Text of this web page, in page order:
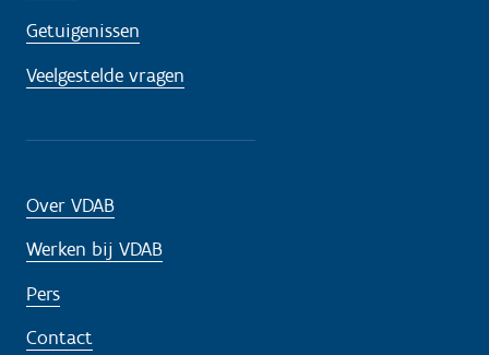
Getuigenissen
Veelgestelde vragen
Over VDAB
Werken bij VDAB
Pers
Contact